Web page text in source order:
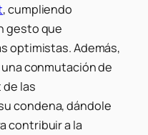
, cumpliendo
gesto que
optimistas. Además,
conmutación de
de las
condena, dándole
contribuir a la